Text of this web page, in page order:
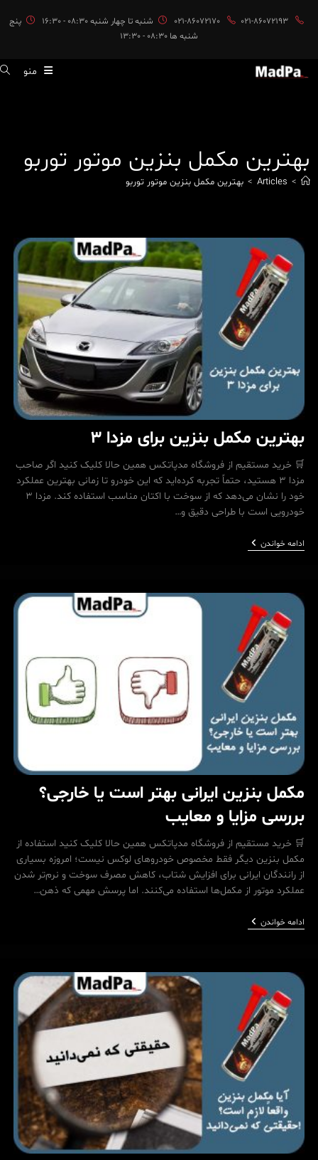
محتوا
021-86072170 021-86072193 شنبه تا چهار شنبه 08:30 - 16:30
پنج
شنبه ها 08:30 - 13:30
منو
بهترین مکمل بنزین موتور توربو
>
Articles
> بهترین مکمل بنزین موتور توربو
بهترین مکمل بنزین برای مزدا 3
🛒 خرید مستقیم از فروشگاه مدپاتکس همین حالا کلیک کنید اگر صاحب
مزدا 3 هستید، حتماً تجربه کرده‌اید که این خودرو تا زمانی بهترین عملکرد
خود را نشان می‌دهد که از سوخت با اکتان مناسب استفاده کند. مزدا 3
خودرویی است با طراحی دقیق و…
ادامه خواندنبهترین
مکمل
3
مکمل بنزین ایرانی بهتر است یا خارجی؟
بررسی مزایا و معایب
🛒 خرید مستقیم از فروشگاه مدپاتکس همین حالا کلیک کنید استفاده از
مکمل بنزین دیگر فقط مخصوص خودروهای لوکس نیست؛ امروزه بسیاری
از رانندگان ایرانی برای افزایش شتاب، کاهش مصرف سوخت و نرم‌تر شدن
عملکرد موتور از مکمل‌ها استفاده می‌کنند. اما پرسش مهمی که ذهن…
ادامه خواندنمکمل
بنزین
یا
خارجی؟
بررسی
مزایا
و
معایب